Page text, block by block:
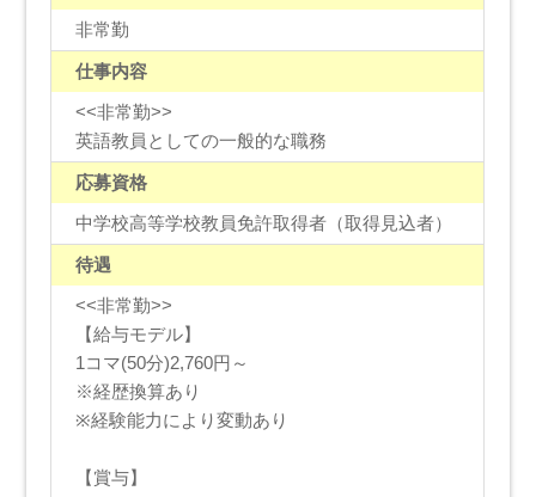
非常勤
仕事内容
<<非常勤>>
英語教員としての一般的な職務
応募資格
中学校高等学校教員免許取得者（取得見込者）
待遇
<<非常勤>>
【給与モデル】
1コマ(50分)2,760円～
※経歴換算あり
※経験能力により変動あり
【賞与】